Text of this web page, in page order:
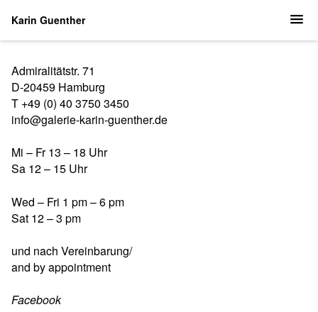
Karin Guenther
Admiralitätstr. 71
D-20459 Hamburg
T +49 (0) 40 3750 3450
info@galerie-karin-guenther.de
Mi – Fr 13 – 18 Uhr
Sa 12 – 15 Uhr
Wed – Fri 1 pm – 6 pm
Sat 12 – 3 pm
und nach Vereinbarung/
and by appointment
Facebook